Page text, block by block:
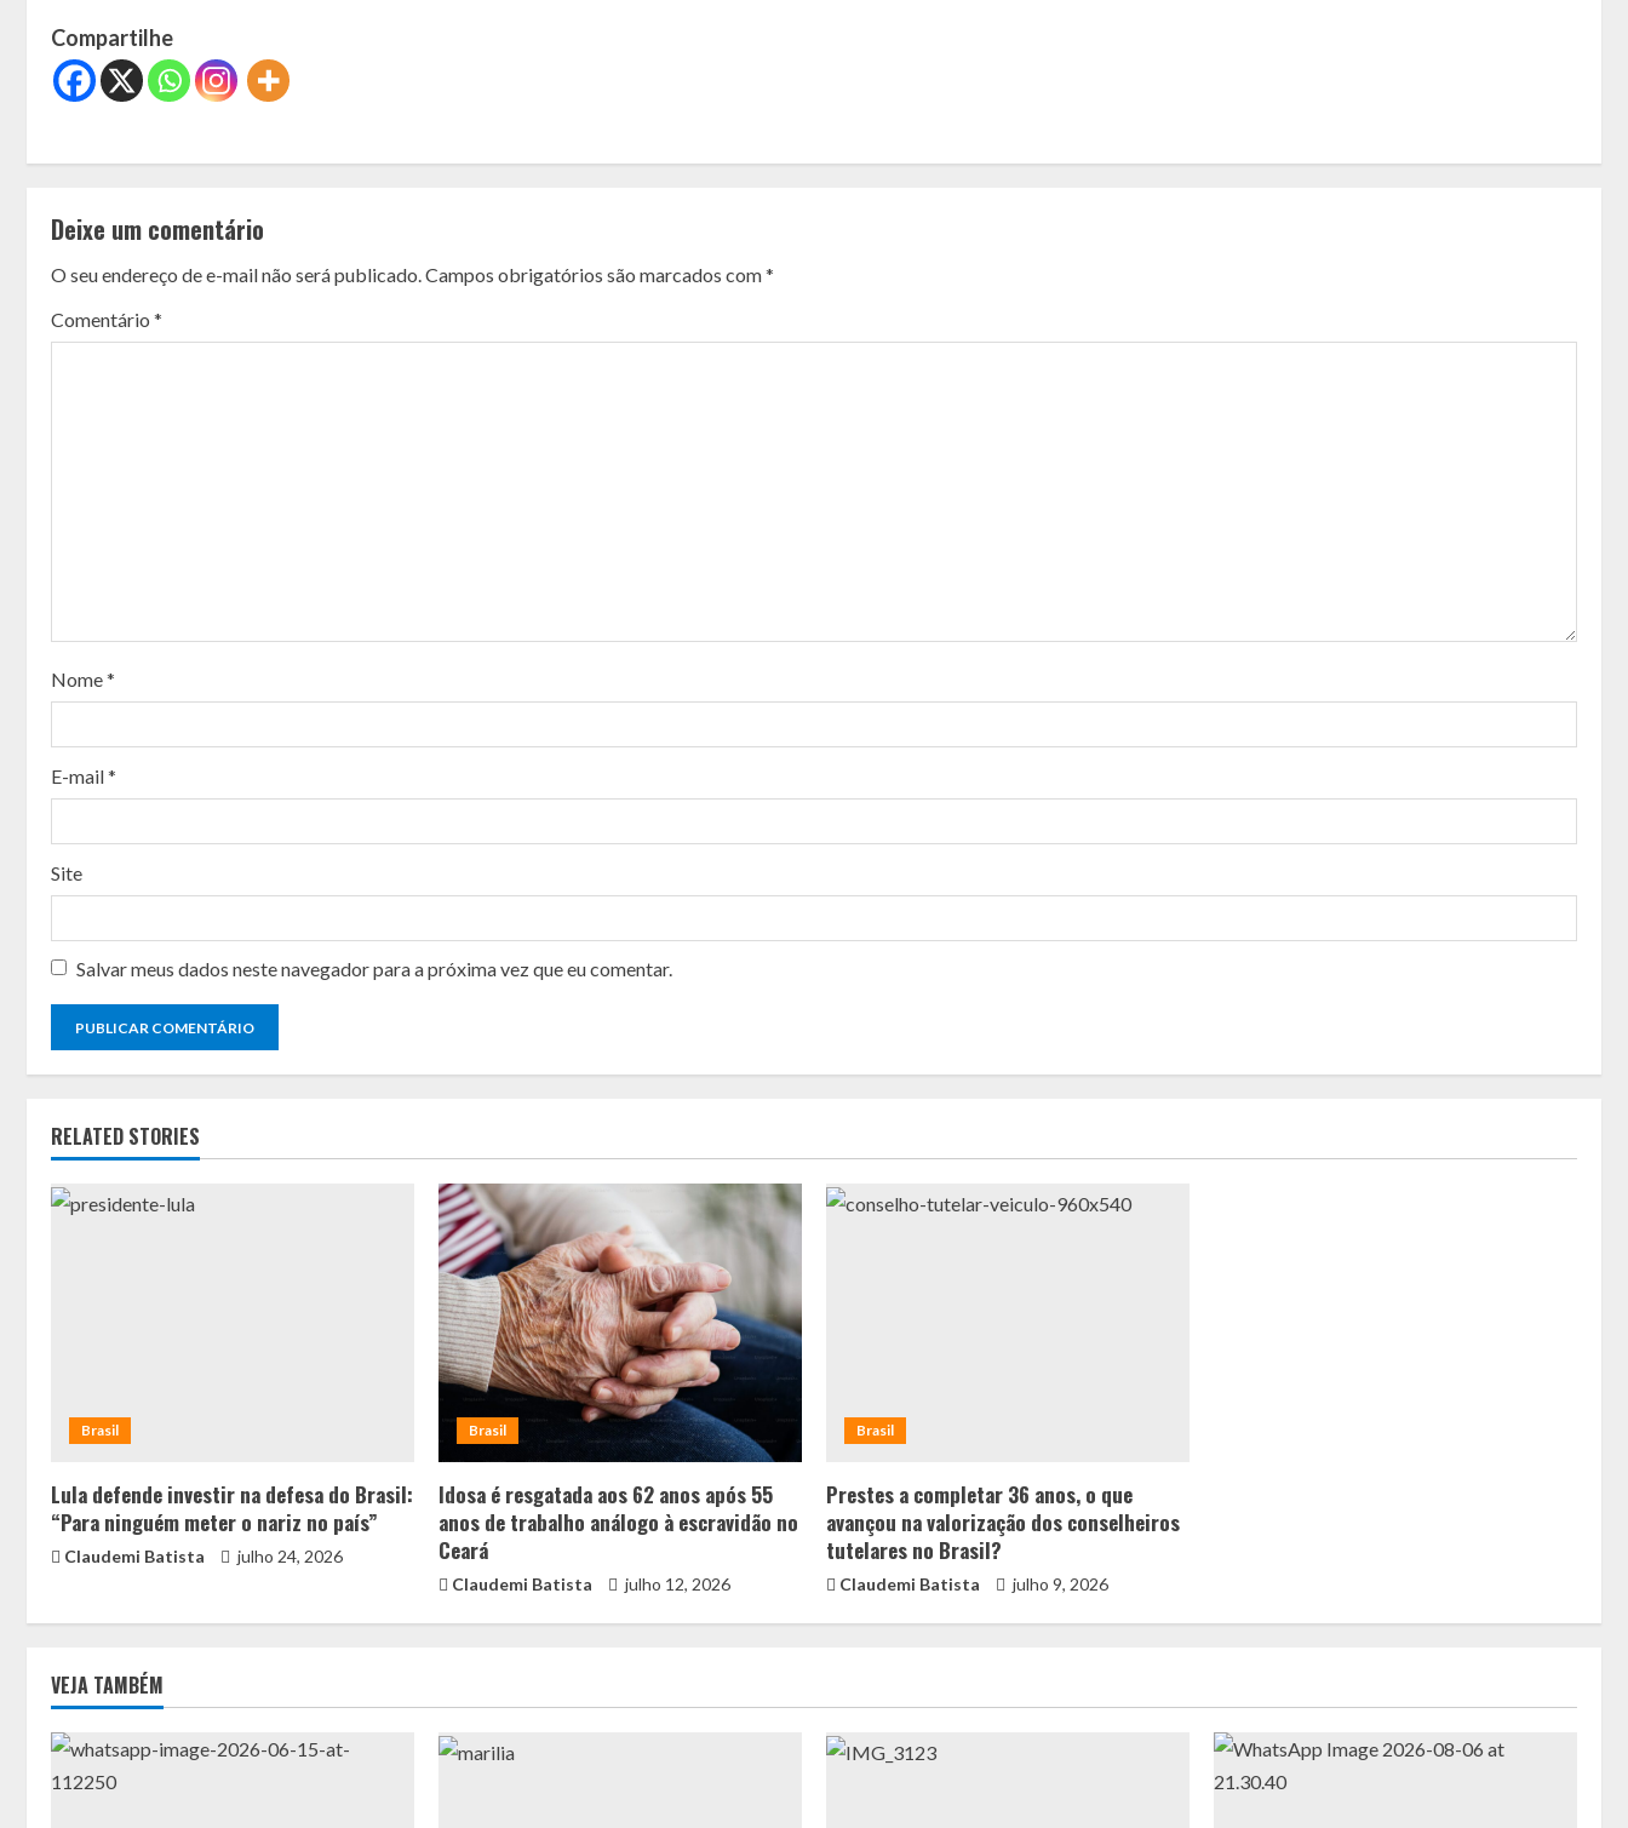
Compartilhe
C
n
t
i
a
d
i
n
g
Deixe um comentário
O seu endereço de e-mail não será publicado.Campos obrigatórios são marcados com*
Comentário *
Nome*
E-mail*
Site
Salvar meus dados neste navegador para a próxima vez que eu comentar.
RELATED STORIES
Brasil
Lula defende investir na defesa do Brasil:
“Para ninguém meter o nariz no país”
Claudemi Batista julho 24, 2026
Brasil
Idosa é resgatada aos 62 anos após 55
anos de trabalho análogo à escravidão no
Ceará
Claudemi Batista julho 12, 2026
Brasil
Prestes a completar 36 anos, o que
avançou na valorização dos conselheiros
tutelares no Brasil?
Claudemi Batista julho 9, 2026
VEJA TAMBÉM